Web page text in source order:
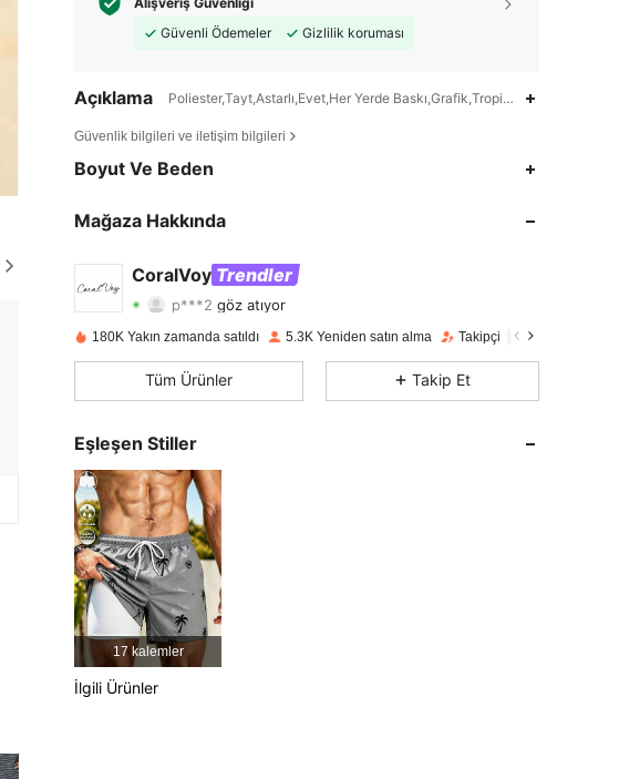
Güvenli Ödemeler
Gizlilik koruması
Açıklama Poliester,Tayt,Astarlı,Evet,Her Yerde Baskı,Grafik,Tropikal
Güvenlik bilgileri ve iletişim bilgileri
Boyut Ve Beden
Mağaza Hakkında
CoralVoy Trendler
p***2göz atıyor
4,76 Derecelendirme
4,76 330 1.3K
4,76
4,76
4,76
4,76
180K Yakın zamanda satıldı 5.3K Yeniden satın alma Takipçi artışı 370%
Tüm Ürünler Takip Et
Eşleşen Stiller
17 kalemler
İlgili Ürünler